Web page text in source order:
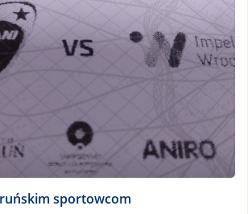
sportowcom